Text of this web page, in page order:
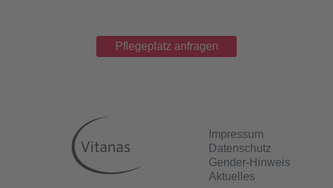
Impressum
Datenschutz
Gender-Hinweis
Aktuelles